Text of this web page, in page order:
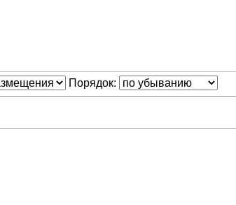
Порядок: